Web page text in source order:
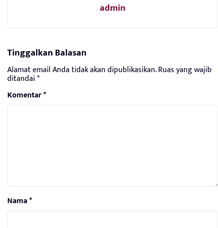
admin
Tinggalkan Balasan
Alamat email Anda tidak akan dipublikasikan.Ruas yang wajib
ditandai*
Komentar*
Nama*